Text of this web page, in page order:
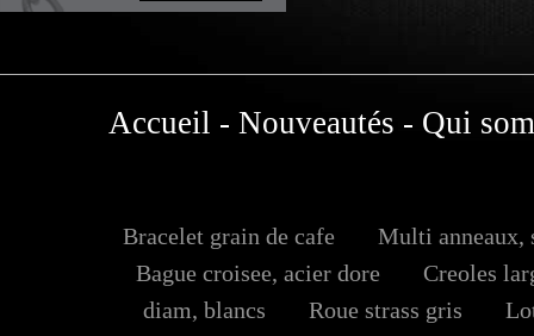
Accueil - Nouveautés - Qui
Bracelet grain de cafe
Multi anneaux,
Bague croisee, acier dore
Creoles
diam, blancs
Roue strass gris